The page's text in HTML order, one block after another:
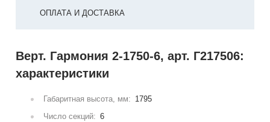
ОПЛАТА И ДОСТАВКА
Верт. Гармония 2-1750-6, арт. Г217506:
характеристики
Габаритная высота, мм: 1795
Число секций: 6